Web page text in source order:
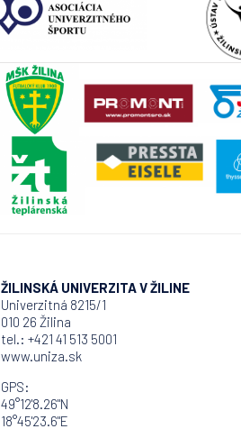
ŽILINSKÁ UNIVERZITA V ŽILINE
Univerzitná 8215/1
010 26 Žilina
tel.: +421 41 513 5001
www.uniza.sk
GPS:
49°12'8.26"N
18°45'23.6"E